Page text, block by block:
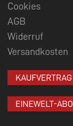
Cookies
AGB
Widerruf
Versandkosten
EINEWELT-